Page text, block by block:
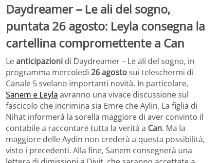
Daydreamer – Le ali del sogno,
puntata 26 agosto: Leyla consegna la
cartellina compromettente a Can
Leanticipazioni di Daydreamer – Le ali del sogno, in
programma mercoledì 26 agostosui teleschermi di
Canale 5 svelano importanti novità. In particolare,
Sanem e Leyla avranno una vivace discussione sul
fascicolo che incrimina sia Emre che Aylin. La figlia di
Nihat informerà la sorella maggiore di aver convinto il
contabile a raccontare tutta la verità a Can. Ma la
maggiore delle Aydin non crederà a questa possibilità,
visto i precedenti. Alla fine, Sanem consegnerà una